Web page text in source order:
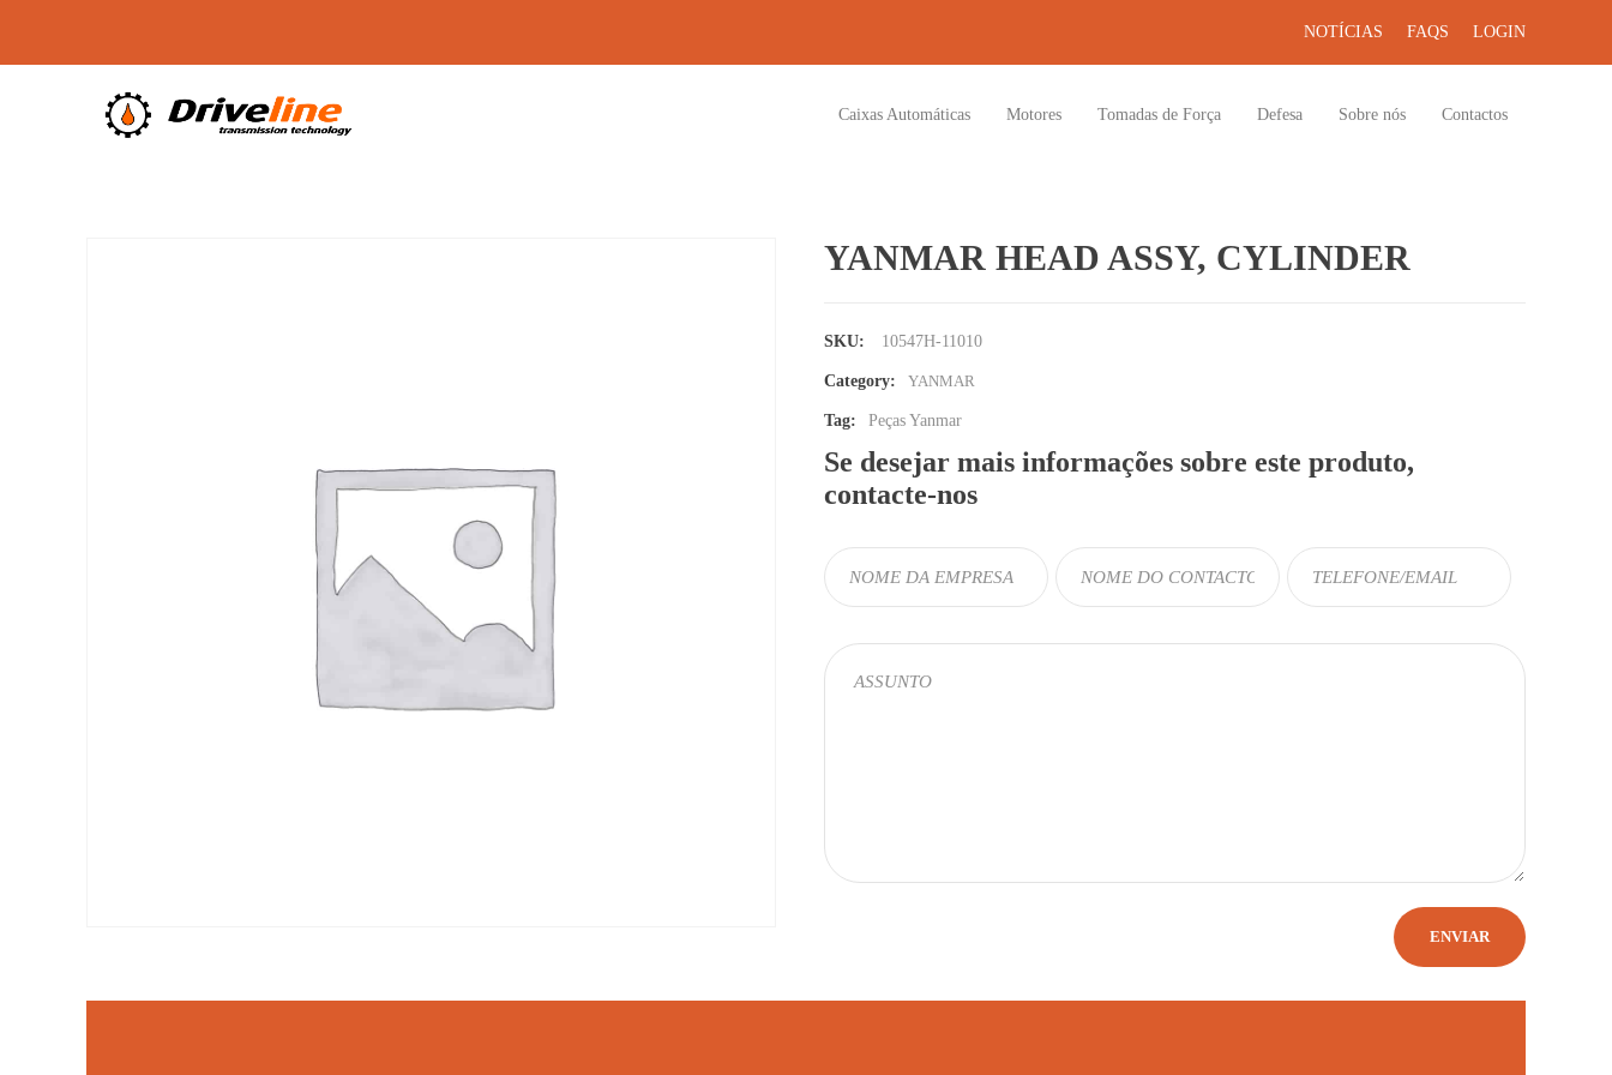
NOTÍCIAS FAQS LOGIN
Caixas Automáticas Motores Tomadas de Força Defesa Sobre nós Contactos
YANMAR HEAD ASSY, CYLINDER
SKU: 10547H-11010
Category: YANMAR
Tag: Peças Yanmar
Se desejar mais informações sobre este produto,
contacte-nos